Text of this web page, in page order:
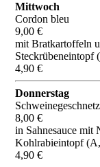
Mittwoch
Cordon bleu
9,00 €
mit Bratkartoffeln
Steckrübeneintopf
4,90 €
Donnerstag
8,00 €
in Sahnesauce mit
Kohlrabieintopf
4,90 €